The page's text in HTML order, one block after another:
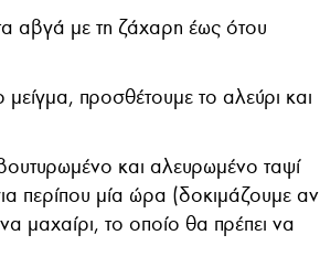
αβγά με τη ζάχαρη έως ότου
προσθέτουμε το αλεύρι και
και αλευρωμένο ταψί
περίπου μία ώρα (δοκιμάζουμε αν
μαχαίρι, το οποίο θα πρέπει να